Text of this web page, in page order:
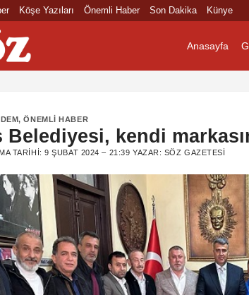
Köşe Yazıları Önemli Haber Son Dakika Künye
Anasayfa
,ÖNEMLI HABER
Belediyesi, kendi
TARIHI:9 ŞUBAT 2024 – 21:39 YAZAR: SÖZ GAZETESI